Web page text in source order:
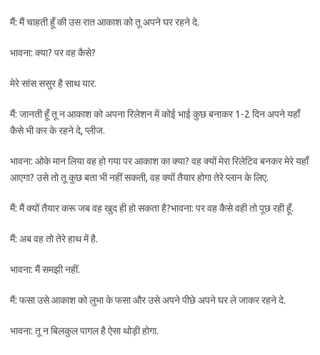
मैं: मैं चाहती हूँ की उस रात आकाश को तू अपने घर रहने दे.
भावना: क्या? पर वह कैसे?
मेरे सांस ससुर है साथ यार.
मैं: जानती हूँ तू न आकाश को अपना रिलेशन में कोई भाई कुछ बनाकर 1-2 दिन अपने यहाँ
कैसे भी कर के रहने दे, प्लीज.
भावना: ओके मान लिया वह हो गया पर आकाश का क्या? वह क्यों मेरा रिलेटिव बनकर मेरे यहाँ
आएगा? उसे तो तू कुछ बता भी नहीं सकती, वह क्यों तैयार होगा तेरे प्लान के लिए.
मैं: मैं क्यों तैयार करू जब वह खुद ही हो सकता है?भावना: पर वह कैसे वही तो पूछ रही हूँ.
मैं: अब वह तो तेरे हाथ में है.
भावना: मैं समझी नहीं.
मैं: फसा उसे आकाश को लुभा के फसा और उसे अपने पीछे अपने घर ले जाकर रहने दे.
भावना: तू न बिलकुल पागल है ऐसा थोड़ी होगा.